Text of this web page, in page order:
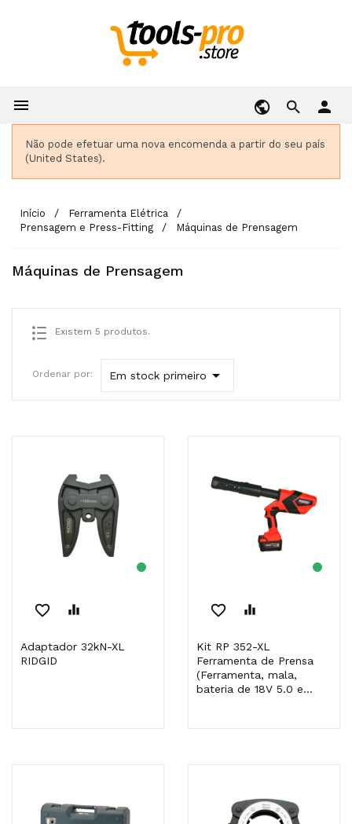
 person
Não pode efetuar uma nova encomenda a partir do seu país
(United States).
Início
Ferramenta Elétrica
Prensagem e Press-Fitting
Máquinas de Prensagem
Máquinas de Prensagem
Existem 5 produtos.
Ordenar por: Em stock primeiro 
favorite_border equalizer
Adaptador 32kN-XL
RIDGID
favorite_border equalizer
Kit RP 352-XL
Ferramenta de Prensa
(Ferramenta, mala,
bateria de 18V 5.0 e...